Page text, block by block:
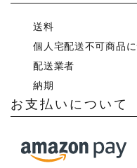
送料
個人宅配送不可商品
配送業者
納期
お支払いについて